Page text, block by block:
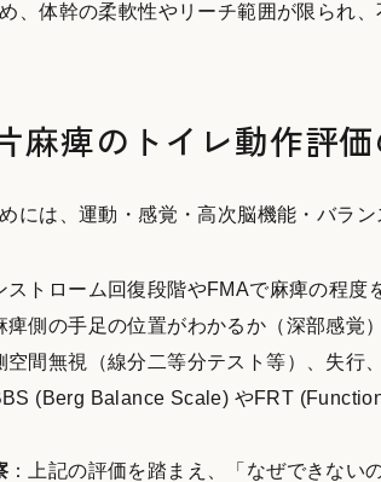
、体幹の柔軟性やリーチ範囲が限られ、
麻痺のトイレ動作評
には、運動・感覚・高次脳機能・バラ
ストローム回復段階やFMAで麻痺の程度
痺側の手足の位置がわかるか（深部感覚
空間無視（線分二等分テスト等）、失行
(Berg Balance Scale) やFRT
：上記の評価を踏まえ、「なぜできな